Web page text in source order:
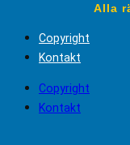
Alla
Copyright
Kontakt
Copyright
Kontakt